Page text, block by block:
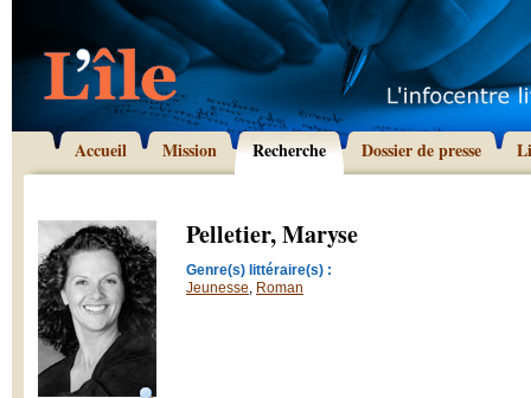
Accueil Mission Recherche Dossier de presse
Pelletier, Maryse
Genre(s) littéraire(s) :
Jeunesse, Roman